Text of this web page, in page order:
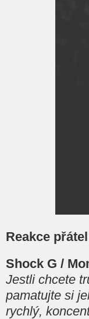
Reakce
Shock G /
Jestli chcete
pamatujte si
rychlý,